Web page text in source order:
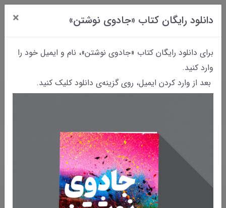
دانلود رایگان کتاب «جادوی نوشتن» ×
برای دانلود رایگان کتاب «جادوی نوشتن»، نام و ایمیل خود را
وارد کنید.
بعد از وارد کردن ایمیل، روی گزینه‌ی دانلود کلیک کنید.
وبلاگ